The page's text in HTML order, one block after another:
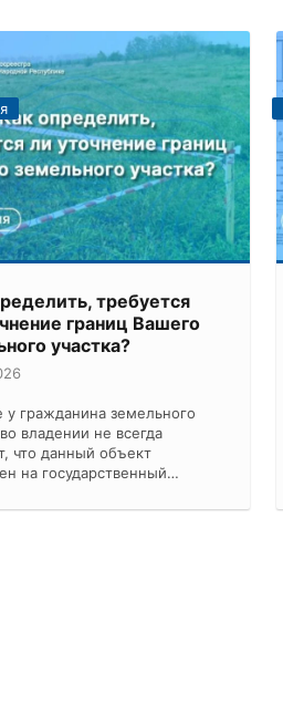
требуется
границ Вашего
участка?
у гражданина земельного
владении не всегда
что данный объект
на государственный…